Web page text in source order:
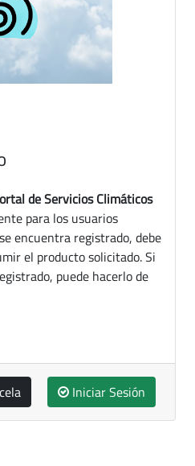
de Servicios Climáticos
para los usuarios
encuentra registrado, debe
el producto solicitado. Si
puede hacerlo de
Iniciar Sesión